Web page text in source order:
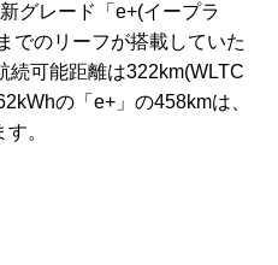
グレード「e+(イープラ
でのリーフが搭載していた
続可能距離は322km(WLTC
の「e+」の458kmは、
。